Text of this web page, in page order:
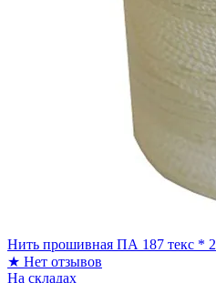
Нить прошивная ПА 187 текс * 2
★ Нет отзывов
На складах